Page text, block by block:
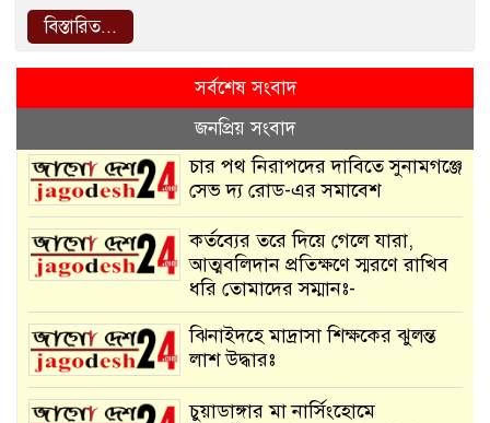
বিস্তারিত...
সর্বশেষ সংবাদ
জনপ্রিয় সংবাদ
চার পথ নিরাপদের দাবিতে সুনামগঞ্জে
সেভ দ্য রোড-এর সমাবেশ
কর্তব্যের তরে দিয়ে গেলে যারা,
আত্মবলিদান প্রতিক্ষণে স্মরণে রাখিব
ধরি তোমাদের সম্মানঃ-
ঝিনাইদহে মাদ্রাসা শিক্ষকের ঝুলন্ত
লাশ উদ্ধারঃ
চুয়াডাঙ্গার মা নার্সিংহোমে